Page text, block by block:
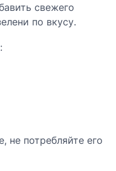
свежего
по вкусу.
не потребляйте его